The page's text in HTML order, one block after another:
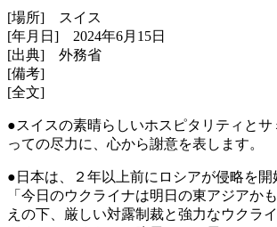
[場所] スイス
[年月日] 2024年6月15日
[出典] 外務省
[備考]
[全文]
●スイスの素晴らしいホスピタリティとサ
っての尽力に、心から謝意を表します。
●日本は、２年以上前にロシアが侵略を開
「今日のウクライナは明日の東アジアか
えの下、厳しい対露制裁と強力なウクラ